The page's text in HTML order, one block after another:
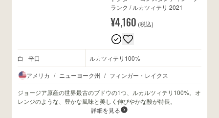
ランク / ルカツィテリ 2021
¥4,160 (税込)
白 - 辛口 ルカツィテリ100%
アメリカ / ニューヨーク州 / フィンガー・レイクス
ジョージア原産の世界最古のブドウの1つ、ルカルツィテリ100%。オ
レンジのような、豊かな風味と美しく伸びやかな酸が特長。
詳細を見る